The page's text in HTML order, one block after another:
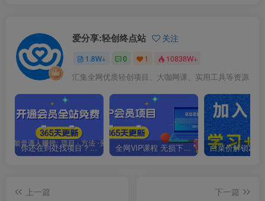
爱分享:轻创终点站 关注
1.8W+ 0 1 10838W+
汇集全网优质轻创项目、大咖网课、实用工具等资源
你还在到处找项目？还在当韭菜？我靠卖项目一个月收入5万+，曾经我也是个失败者。 全网VIP课程 无损下载~.~
上一篇
下一篇